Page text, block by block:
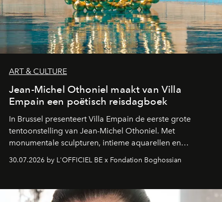
ART & CULTURE
Jean-Michel Othoniel maakt van Villa
Empain een poëtisch reisdagboek
In Brussel presenteert Villa Empain de eerste grote
tentoonstelling van Jean-Michel Othoniel. Met
monumentale sculpturen, intieme aquarellen en
fonkelend Murano-glas creëert de Franse kunstenaar
een emotionele reis waarin elk werk de herinnering
moment van verwondering.
30.07.2026 by L'OFFICIEL BE x Fondation Boghossian